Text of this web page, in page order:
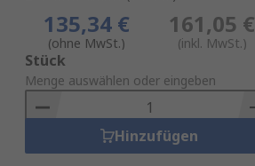
135,34 €
(ohne MwSt.)
161,05 €
(inkl. MwSt.)
Add
to
Basket
Stück
Menge auswählen oder eingeben
Hinzufügen